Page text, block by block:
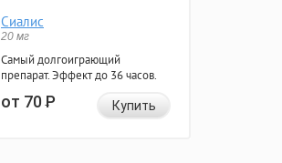
Сиалис
20 мг
Самый долгоиграющий
препарат. Эффект до 36 часов.
от 70Р Купить